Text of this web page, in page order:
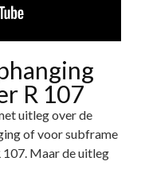
R 107
uitleg over de
of voor subframe
Maar de uitleg